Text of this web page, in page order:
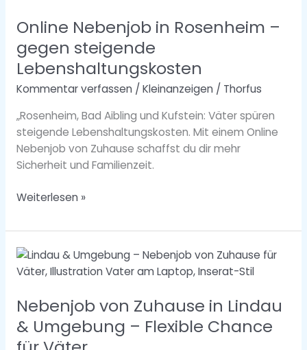
Online Nebenjob in Rosenheim –
gegen steigende
Lebenshaltungskosten
Kommentar verfassen / Kleinanzeigen / Thorfus
„Rosenheim, Bad Aibling und Kufstein: Väter spüren
steigende Lebenshaltungskosten. Mit einem Online
Nebenjob von Zuhause schaffst du dir mehr
Sicherheit und Familienzeit.
Rosenheim
–
gegen
steigende
Lebenshaltungskosten
Weiterlesen »
Nebenjob von Zuhause in Lindau
& Umgebung – Flexible Chance
Nebenjob
von
in
Lindau
&